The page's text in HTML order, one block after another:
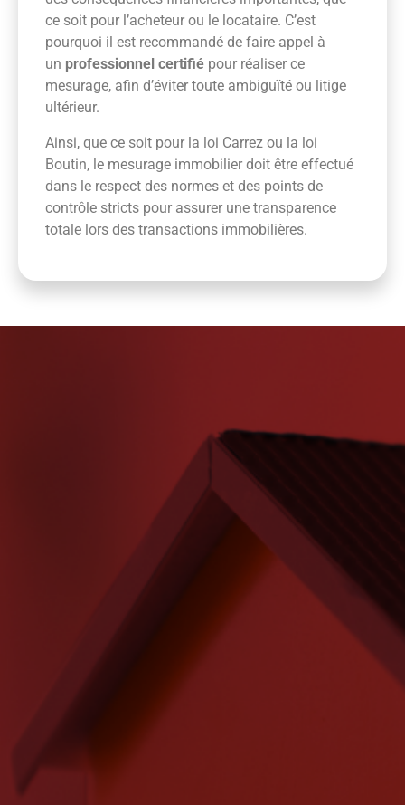
ce soit pour l’acheteur ou le locataire. C’est
pourquoi il est recommandé de faire appel à
un professionnel certifié pour réaliser ce
mesurage, afin d’éviter toute ambiguïté ou litige
ultérieur.
Ainsi, que ce soit pour la loi Carrez ou la loi
Boutin, le mesurage immobilier doit être effectué
dans le respect des normes et des points de
contrôle stricts pour assurer une transparence
totale lors des transactions immobilières.